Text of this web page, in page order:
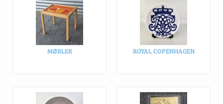
MØBLER ROYAL COPENHAGEN